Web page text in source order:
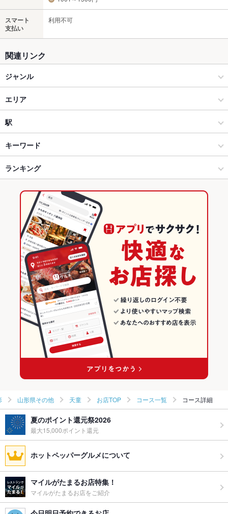
スマート
支払い
利用不可
関連リンク
ジャンル
焼肉・ホルモン
焼肉
山形県その他 × 焼肉・ホルモン
山形県その他 × 焼肉
乱川駅 × 焼肉・ホルモン
乱川駅 × 焼肉
エリア
天童
天童 × 焼肉・ホルモン
天童 × 焼肉
山形 × 焼肉・ホルモン
山形 × 焼肉
駅
乱川駅
キーワード
からあげ
ランキング
山形のグルメランキング
山形の焼肉・ホルモンランキング
山形県その他のグルメランキング
山形県その他の焼肉・ホルモンランキング
天童のグルメランキング
山形県その他 天童 お店TOP コース一覧 コース詳細
夏のポイント還元祭2026
最大15,000ポイント還元
ホットペッパーグルメについて
マイルがたまるお店特集！
マイルがたまるお店をご紹介